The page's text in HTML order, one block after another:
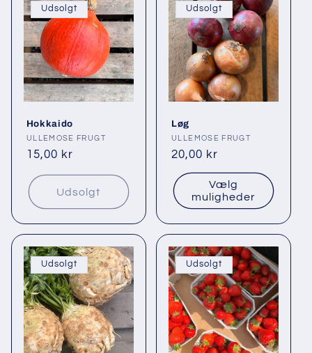
Udsolgt
Hokkaido
Forhandler:
ULLEMOSE FRUGT
Normalpris
15,00 kr
Udsolgt
Udsolgt
Løg
Forhandler:
ULLEMOSE FRUGT
Normalpris
20,00 kr
Vælg
muligheder
Udsolgt Udsolgt